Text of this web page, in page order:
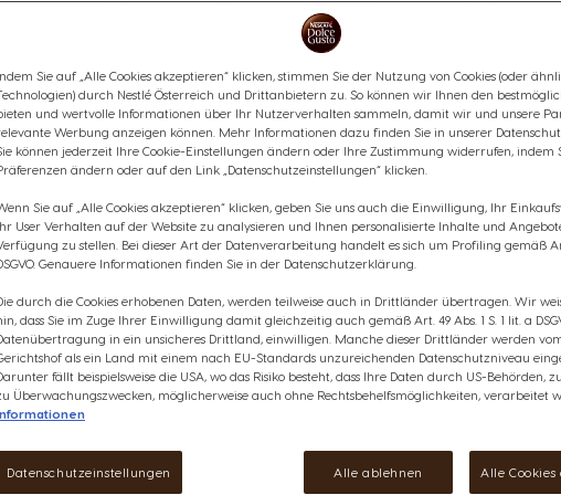
Sie sich jemals über die skurrile
gewundert? 'Macchiato'
'Latte' einfach 'Milch' heißt. Aber
diese beiden in einer Symphonie
Sie auf „Alle Cookies akzeptieren“ klicken, stimmen Sie der Nutzung von Cookies (oder
durch Nestlé Österreich und Drittanbietern zu. So können wir Ihnen den
und wertvolle Informationen über Ihr Nutzerverhalten sammeln, damit wir und unsere
Werbung anzeigen können. Mehr Informationen dazu finden Sie in unserer
können jederzeit Ihre Cookie-Einstellungen ändern oder Ihre Zustimmung widerrufen, indem
ändern oder auf den Link „Datenschutzeinstellungen“ klicken.
Sie auf „Alle Cookies akzeptieren“ klicken, geben Sie uns auch die Einwilligung, Ihr
User Verhalten auf der Website zu analysieren und Ihnen personalisierte Inhalte und
zu stellen. Bei dieser Art der Datenverarbeitung handelt es sich um Profiling gemäß
Genauere Informationen finden Sie in der Datenschutzerklärung.
durch die Cookies erhobenen Daten, werden teilweise auch in Drittländer übertragen. Wir
dass Sie im Zuge Ihrer Einwilligung damit gleichzeitig auch gemäß Art. 49 Abs. 1 S. 1 lit. a
in ein unsicheres Drittland, einwilligen. Manche dieser Drittländer werden
als ein Land mit einem nach EU-Standards unzureichenden Datenschutzniveau
fällt beispielsweise die USA, wo das Risiko besteht, dass Ihre Daten durch US-Behörden,
Überwachungszwecken, möglicherweise auch ohne Rechtsbehelfsmöglichkeiten, verarbeitet
Alle ablehnen Alle
Datenschutzeinstellungen